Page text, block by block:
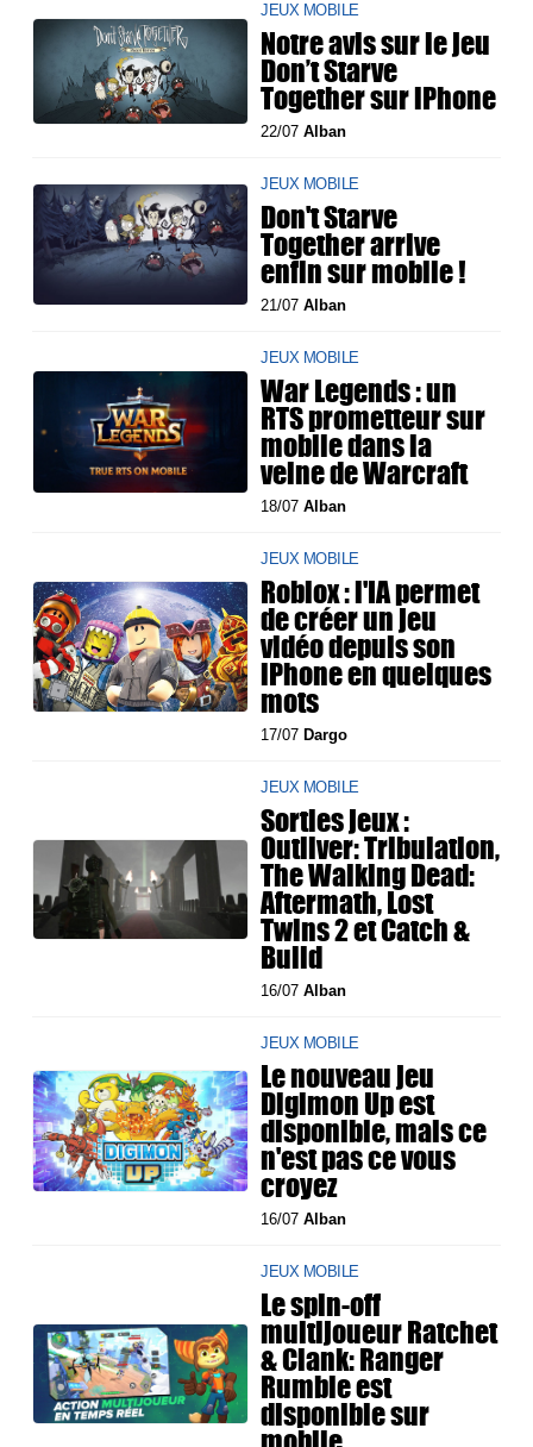
JEUX MOBILE
Notre avis sur le jeu
Don’t Starve
Together sur iPhone
22/07Alban
JEUX MOBILE
Don't Starve
Together arrive
enfin sur mobile !
21/07Alban
JEUX MOBILE
War Legends : un
RTS prometteur sur
mobile dans la
veine de Warcraft
18/07Alban
JEUX MOBILE
Roblox : l'IA permet
de créer un jeu
vidéo depuis son
iPhone en quelques
mots
17/07 Dargo
JEUX MOBILE
Sorties jeux :
Outliver: Tribulation,
The Walking Dead:
Aftermath, Lost
Twins 2 et Catch &
Build
16/07Alban
JEUX MOBILE
Le nouveau jeu
Digimon Up est
disponible, mais ce
n'est pas ce vous
croyez
16/07Alban
JEUX MOBILE
Le spin-off
multijoueur Ratchet
& Clank: Ranger
Rumble est
disponible sur